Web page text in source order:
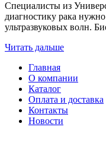
Специалисты из
диагностику рака
ультразвуковых волн.
Читать дальше
Главная
О компании
Каталог
Оплата и доставка
Контакты
Новости